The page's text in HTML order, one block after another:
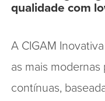
qualidade com
A CIGAM
as mais
contínuas,